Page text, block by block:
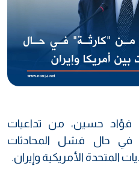
فؤاد حسين، من تداعيات
في حال فشل المحادثات
المتحدة الأمريكية وإيران.